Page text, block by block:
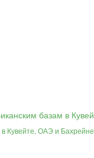
Кувейте, ОАЭ и Бахрейне